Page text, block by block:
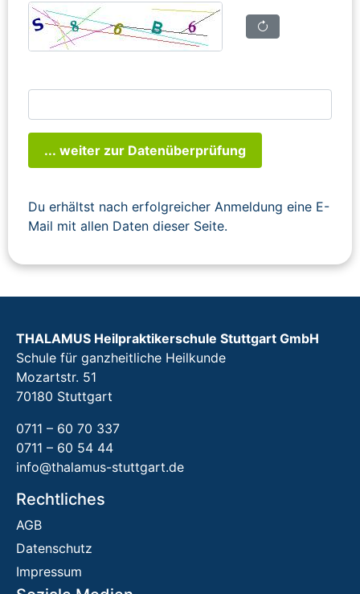
... weiter zur Datenüberprüfung
Du erhältst nach erfolgreicher Anmeldung eine E-
Mail mit allen Daten dieser Seite.
THALAMUS Heilpraktikerschule Stuttgart GmbH
Schule für ganzheitliche Heilkunde
Mozartstr. 51
70180 Stuttgart
0711 – 60 70 337
0711 – 60 54 44
info@thalamus-stuttgart.de
Rechtliches
AGB
Datenschutz
Impressum